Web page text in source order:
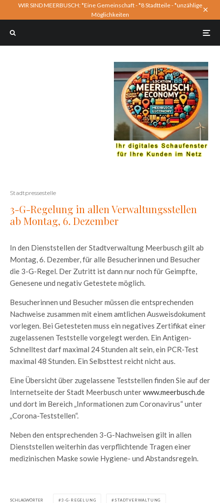
WIR SIND MEERBUSCH: *Eine Gemeinschaft - *8 Stadtteile - *unzählige
Möglichkeiten
Stadtpressestelle
3-G-Regelung in allen Verwaltungsstellen
ab Montag, 6. Dezember
In den Dienststellen der Stadtverwaltung Meerbusch gilt ab
Montag, 6. Dezember, für alle Besucherinnen und Besucher
die 3-G-Regel. Der Zutritt ist dann nur noch für Geimpfte,
Genesene und negativ Getestete möglich.
Besucherinnen und Besucher müssen die entsprechenden
Nachweise zusammen mit einem amtlichen Ausweisdokument
vorlegen. Bei Getesteten muss ein negatives Zertifikat einer
zugelassenen Teststelle vorgelegt werden. Ein Antigen-
Schnelltest darf maximal 24 Stunden alt sein, ein PCR-Test
maximal 48 Stunden. Ein Selbsttest reicht nicht aus.
Eine Übersicht über zugelassene Teststellen finden Sie auf der
Internetseite der Stadt Meerbusch unterwww.meerbusch.de
und dort im Bereich „Informationen zum Coronavirus“ unter
„Corona-Teststellen“.
Neben den entsprechenden 3-G-Nachweisen gilt in allen
Dienststellen weiterhin das verpflichtende Tragen einer
medizinischen Maske sowie Hygiene- und Abstandsregeln.
SCHLAGWÖRTER 3-G-REGELUNG STADTVERWALTUNG